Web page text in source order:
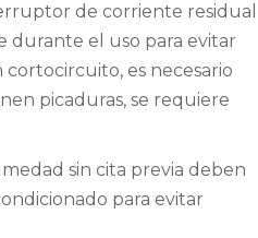
de corriente residual
durante el uso para evitar
es necesario
picaduras, se requiere
sin cita previa deben
para evitar